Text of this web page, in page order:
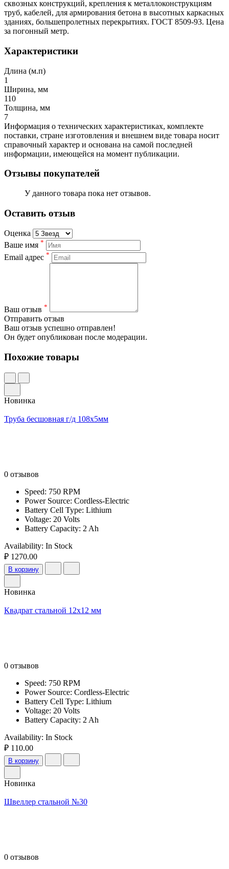
сквозных конструкций, крепления к металлоконструкциям
труб, кабелей, для армирования бетона в высотных каркасных
зданиях, большепролетных перекрытиях. ГОСТ 8509-93. Цена
за погонный метр.
Характеристики
Длина (м.п)
1
Ширина, мм
110
Толщина, мм
7
Информация о технических характеристиках, комплекте
поставки, стране изготовления и внешнем виде товара носит
справочный характер и основана на самой последней
информации, имеющейся на момент публикации.
Отзывы покупателей
У данного товара пока нет отзывов.
Оставить отзыв
Оценка
Ваше имя *
Email адрес *
Ваш отзыв *
Отправить отзыв
Ваш отзыв успешно отправлен!
Он будет опубликован после модерации.
Похожие товары
Новинка
Труба бесшовная г/д 108х5мм
0 отзывов
Speed: 750 RPM
Power Source: Cordless-Electric
Battery Cell Type: Lithium
Voltage: 20 Volts
Battery Capacity: 2 Ah
Availability: In Stock
₽ 1270.00
В корзину
Новинка
Квадрат стальной 12х12 мм
0 отзывов
Speed: 750 RPM
Power Source: Cordless-Electric
Battery Cell Type: Lithium
Voltage: 20 Volts
Battery Capacity: 2 Ah
Availability: In Stock
₽ 110.00
В корзину
Новинка
Швеллер стальной №30
0 отзывов